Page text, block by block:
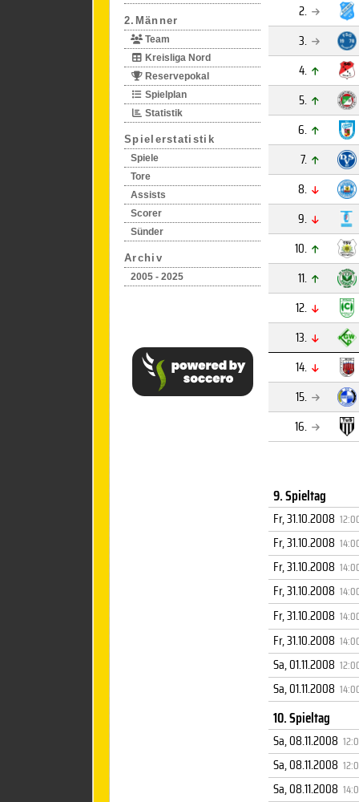
2.Männer
Team
Kreisliga Nord
Reservepokal
Spielplan
Statistik
Spielerstatistik
Spiele
Tore
Assists
Scorer
Sünder
Archiv
2005 - 2025
2.
3.
4.
5.
6.
7.
8.
9.
10.
11.
12.
13.
14.
15.
16.
9. Spieltag
Fr, 31.10.2008
Fr, 31.10.2008
Fr, 31.10.2008
Fr, 31.10.2008
Fr, 31.10.2008
Fr, 31.10.2008
Sa, 01.11.2008
Sa, 01.11.2008
10. Spieltag
Sa, 08.11.2008
Sa, 08.11.2008
Sa, 08.11.2008